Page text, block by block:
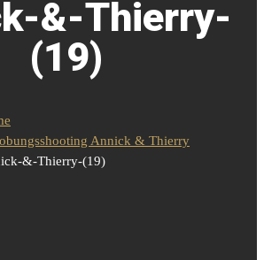
&-Thierry-
(19)
Annick & Thierry
&-Thierry-(19)